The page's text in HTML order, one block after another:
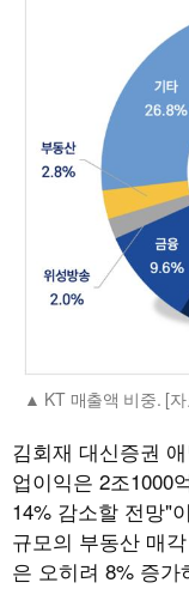
KT 매출액 비중. [
김회재 대신증권
업이익은 2조1000
14% 감소할 전망"
규모의 부동산 매
은 오히려 8% 증